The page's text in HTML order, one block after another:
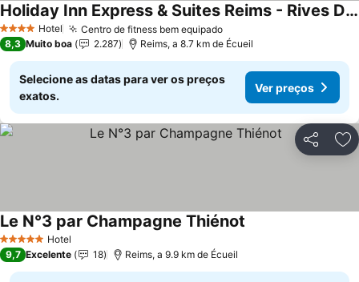
4 EstrelasHotel Centro de fitness bem equipadoVer preços
Holiday Inn Express & Suites Reims - Rives De Vesle By Ihg
Ver preços
8,3 Muito boa 2.287 Reims, a 8.7 km de Écueil
Selecione as datas para ver os preços
exatos.
Ver preços
Partilhar
5 Estrelas Hotel
Le N°3 par Champagne Thiénot
9,7 Excelente 18 Reims, a 9.9 km de Écueil